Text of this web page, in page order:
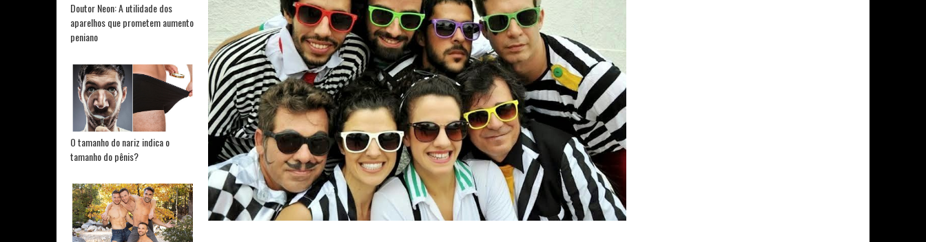
Doutor Neon: A utilidade dos
aparelhos que prometem aumento
peniano
O tamanho do nariz indica o
tamanho do pênis?